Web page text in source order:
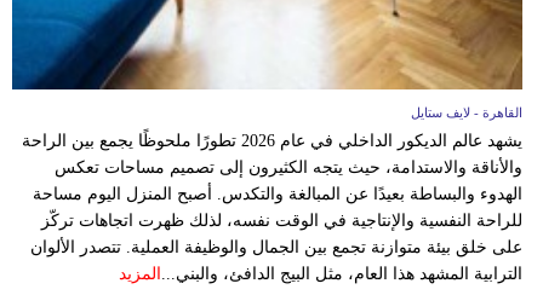
القاهرة - لايف ستايل
يشهد عالم الديكور الداخلي في عام 2026 تطورًا ملحوظًا يجمع بين الراحة
والأناقة والاستدامة، حيث يتجه الكثيرون إلى تصميم مساحات تعكس
الهدوء والبساطة بعيدًا عن المبالغة والتكدس. أصبح المنزل اليوم مساحة
للراحة النفسية والإنتاجية في الوقت نفسه، لذلك ظهرت اتجاهات تركّز
على خلق بيئة متوازنة تجمع بين الجمال والوظيفة العملية. تتصدر الألوان
الترابية المشهد هذا العام، مثل البيج الدافئ، والبني... المزيد